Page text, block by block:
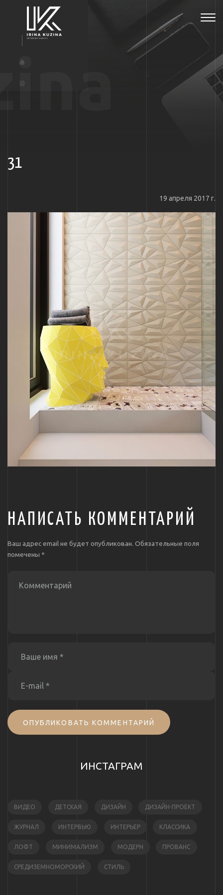
31
19 апреля 2017 г.
НАПИСАТЬ КОММЕНТАРИЙ
Ваш адрес email не будет опубликован. Обязательные поля
помечены *
ОПУБЛИКОВАТЬ КОММЕНТАРИЙ
ИНСТАГРАМ
ВИДЕО ДЕТСКАЯ ДИЗАЙН ДИЗАЙН-ПРОЕКТ
ЖУРНАЛ ИНТЕРВЬЮ ИНТЕРЬЕР КЛАССИКА
ЛОФТ МИНИМАЛИЗМ МОДЕРН ПРОВАНС
СРЕДИЗЕМНОМОРСКИЙ СТИЛЬ